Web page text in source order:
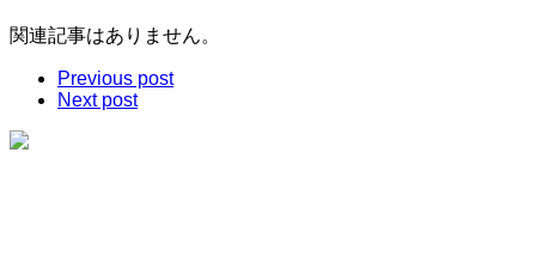
関連記事はありません。
Previous post
Next post